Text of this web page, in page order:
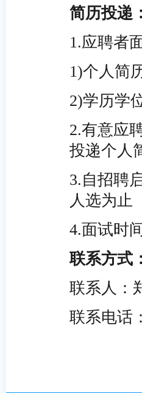
简历投递：
1.应聘者
1)个人简
2)学历学
2.有意应
投递个人
3.自招聘
人选为止
4.面试时
联系方式：
联系人：
联系电话